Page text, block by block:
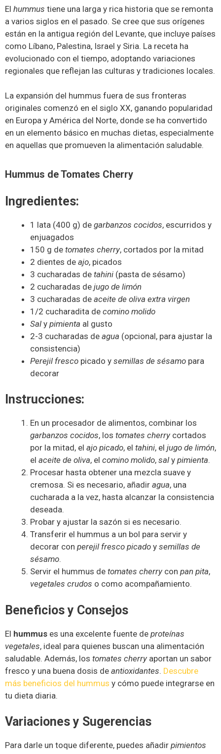
El hummus tiene una larga y rica historia que se remonta
a varios siglos en el pasado. Se cree que sus orígenes
están en la antigua región del Levante, que incluye países
como Líbano, Palestina, Israel y Siria. La receta ha
evolucionado con el tiempo, adoptando variaciones
regionales que reflejan las culturas y tradiciones locales.
La expansión del hummus fuera de sus fronteras
originales comenzó en el siglo XX, ganando popularidad
en Europa y América del Norte, donde se ha convertido
en un elemento básico en muchas dietas, especialmente
en aquellas que promueven la alimentación saludable.
Hummus de Tomates Cherry
Ingredientes:
1 lata (400 g) de garbanzos cocidos, escurridos y
enjuagados
150 g de tomates cherry, cortados por la mitad
2 dientes de ajo, picados
3 cucharadas de tahini (pasta de sésamo)
2 cucharadas de jugo de limón
3 cucharadas de aceite de oliva extra virgen
1/2 cucharadita de comino molido
Sal y pimienta al gusto
2-3 cucharadas de agua (opcional, para ajustar la
consistencia)
Perejil fresco picado y semillas de sésamo para
decorar
Instrucciones:
En un procesador de alimentos, combinar los
garbanzos cocidos, los tomates cherry cortados
por la mitad, el ajo picado, el tahini, el jugo de limón,
el aceite de oliva, el comino molido, sal y pimienta.
Procesar hasta obtener una mezcla suave y
cremosa. Si es necesario, añadir agua, una
cucharada a la vez, hasta alcanzar la consistencia
deseada.
Probar y ajustar la sazón si es necesario.
Transferir el hummus a un bol para servir y
decorar con perejil fresco picado y semillas de
sésamo.
Servir el hummus de tomates cherry con pan pita,
vegetales crudos o como acompañamiento.
Beneficios y Consejos
El hummus es una excelente fuente de proteínas
vegetales, ideal para quienes buscan una alimentación
saludable. Además, los tomates cherry aportan un sabor
fresco y una buena dosis de antioxidantes. Descubre
más beneficios del hummus y cómo puede integrarse en
tu dieta diaria.
Variaciones y Sugerencias
Para darle un toque diferente, puedes añadir pimientos